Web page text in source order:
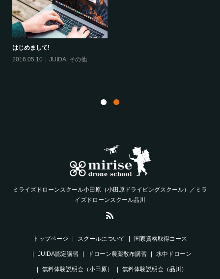
はじめまして!
2016.05.10
JUIDA, その他
ミライズドローンスクール小田原（小田原ドライビングスクール）／ミラ
イズドローンスクール品川
トップページ スクールについて 国家資格取得コース
JUIDA認定講習 ドローン農薬散布講習 水中ドローン
無料体験説明会（小田原） 無料体験説明会（品川）